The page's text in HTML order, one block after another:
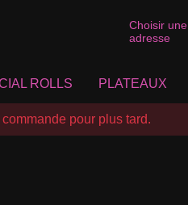
Choisir une
adresse
ROLLS PLATEAUX
pour plus tard.